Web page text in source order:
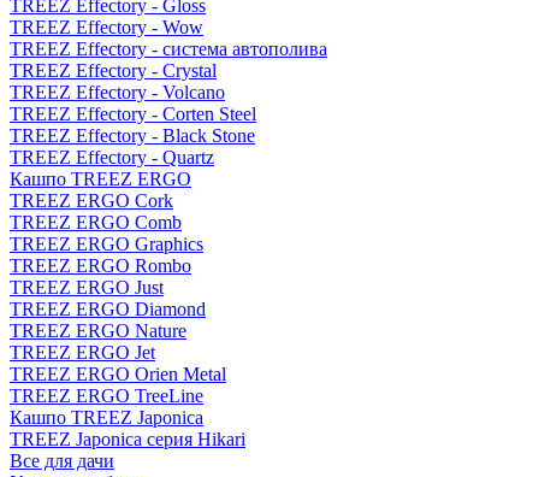
TREEZ Effectory - Gloss
TREEZ Effectory - Wow
TREEZ Effectory - система автополива
TREEZ Effectory - Crystal
TREEZ Effectory - Volcano
TREEZ Effectory - Corten Steel
TREEZ Effectory - Black Stone
TREEZ Effectory - Quartz
Кашпо TREEZ ERGO
TREEZ ERGO Cork
TREEZ ERGO Comb
TREEZ ERGO Graphics
TREEZ ERGO Rombo
TREEZ ERGO Just
TREEZ ERGO Diamond
TREEZ ERGO Nature
TREEZ ERGO Jet
TREEZ ERGO Orien Metal
TREEZ ERGO TreeLine
Кашпо TREEZ Japonica
TREEZ Japonica серия Hikari
Все для дачи